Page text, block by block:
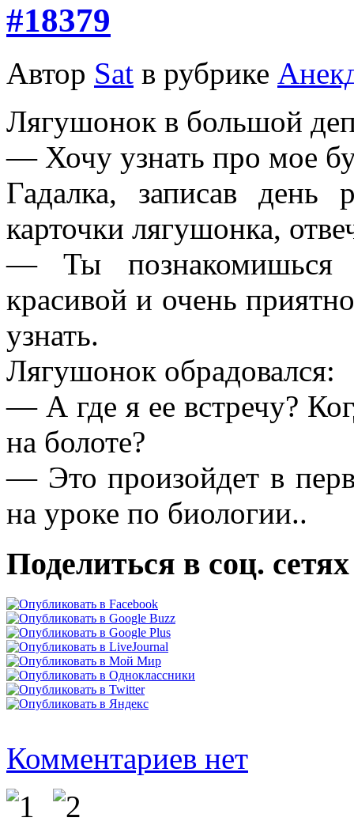
#18379
Автор Sat в рубрике
Лягушонок в большой
— Хочу узнать про мое
Гадалка, записав
карточки лягушонка,
— Ты познакомишься
красивой и очень
узнать.
Лягушонок обрадовался:
— А где я ее встречу?
на болоте?
— Это произойдет в
на уроке по биологии..
Поделиться в соц. сетях
Комментариев нет